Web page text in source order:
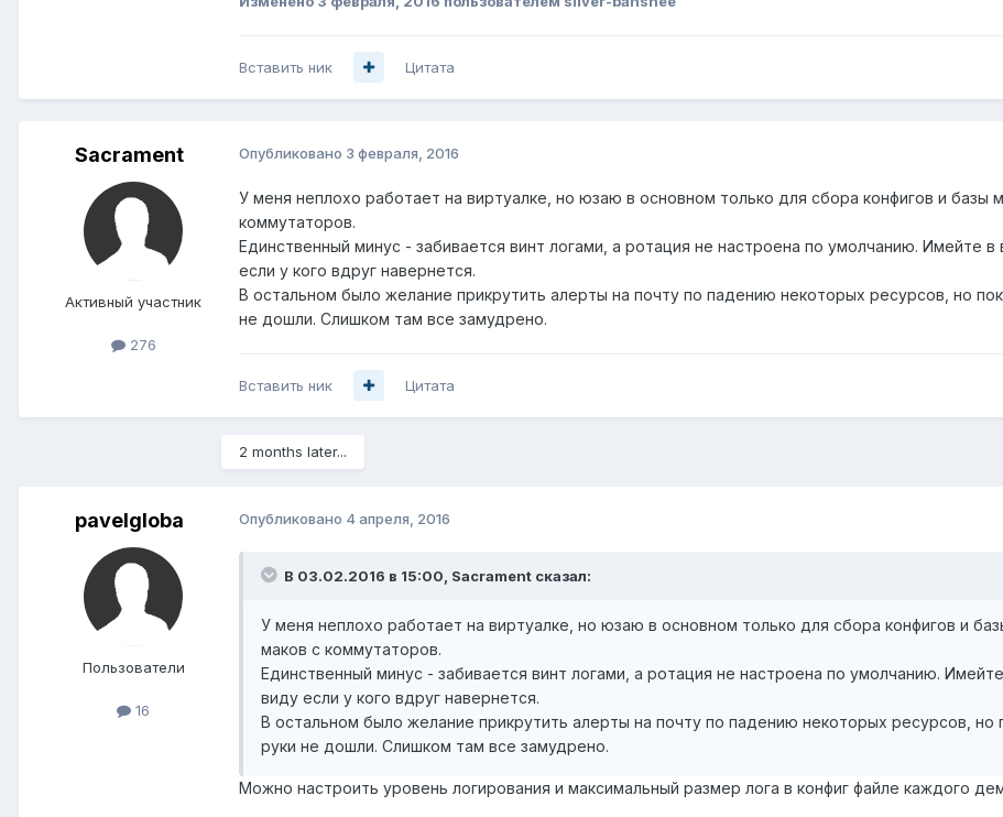
Вставить ник Цитата
Sacrament
Активный участник
276
Опубликовано 3 февраля, 2016
У меня неплохо работает на виртуалке, но юзаю в основном только для сбора конфигов и базы
коммутаторов.
Единственный минус - забивается винт логами, а ротация не настроена по умолчанию. Имейте в
если у кого вдруг навернется.
В остальном было желание прикрутить алерты на почту по падению некоторых ресурсов, но
не дошли. Слишком там все замудрено.
Вставить ник Цитата
2 months later...
pavelgloba
Пользователи
16
Опубликовано 4 апреля, 2016
В 03.02.2016 в 15:00, Sacrament сказал:
У меня неплохо работает на виртуалке, но юзаю в основном только для сбора конфигов и
маков с коммутаторов.
Единственный минус - забивается винт логами, а ротация не настроена по умолчанию.
виду если у кого вдруг навернется.
В остальном было желание прикрутить алерты на почту по падению некоторых ресурсов, но
руки не дошли. Слишком там все замудрено.
Можно настроить уровень логирования и максимальный размер лога в конфиг файле каждого